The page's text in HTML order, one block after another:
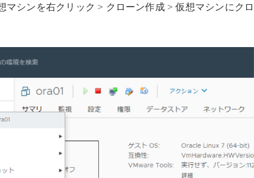
マシンを右クリック > クローン作成 > 仮想マシンにクロ